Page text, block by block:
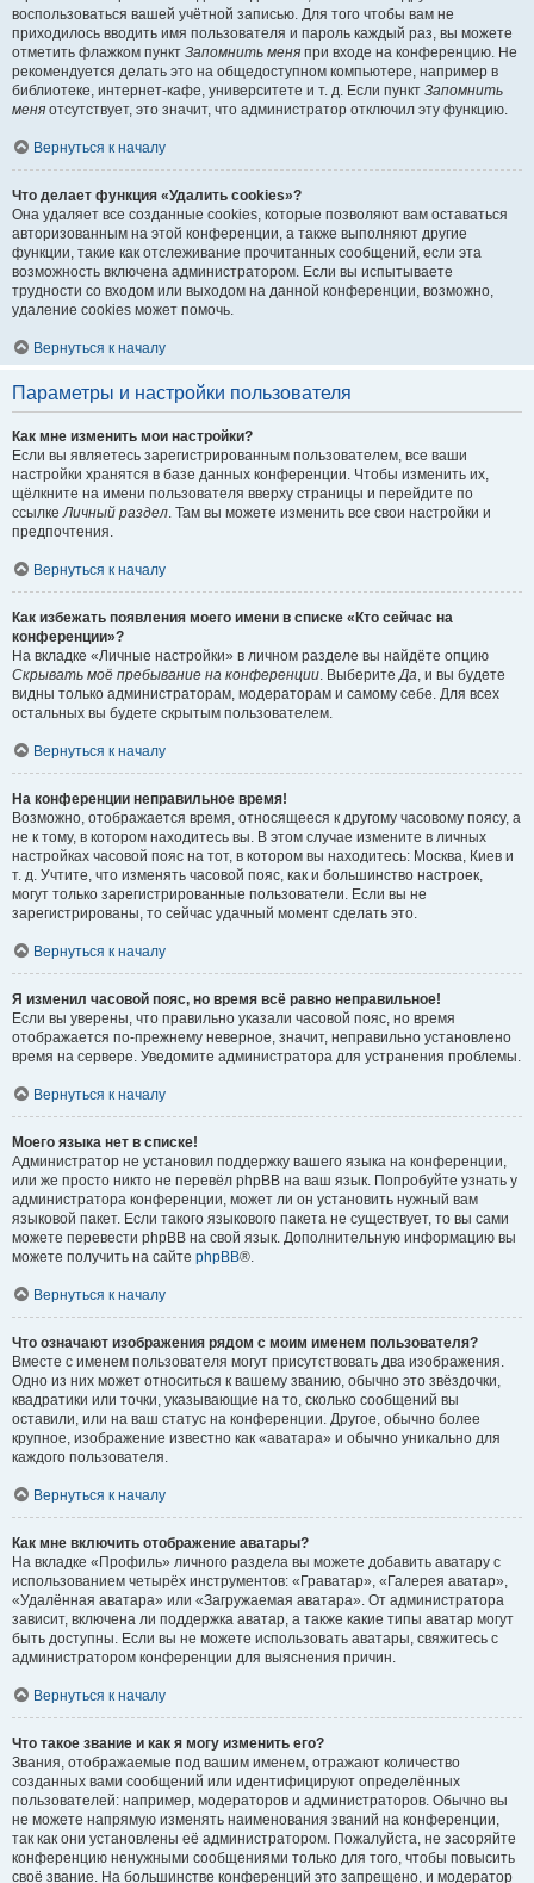
воспользоваться вашей учётной записью. Для того чтобы вам не
приходилось вводить имя пользователя и пароль каждый раз, вы можете
отметить флажком пункт Запомнить меня при входе на конференцию. Не
рекомендуется делать это на общедоступном компьютере, например в
библиотеке, интернет-кафе, университете и т. д. Если пункт Запомнить
меня отсутствует, это значит, что администратор отключил эту функцию.
Вернуться к началу
Что делает функция «Удалить cookies»?
Она удаляет все созданные cookies, которые позволяют вам оставаться
авторизованным на этой конференции, а также выполняют другие
функции, такие как отслеживание прочитанных сообщений, если эта
возможность включена администратором. Если вы испытываете
трудности со входом или выходом на данной конференции, возможно,
удаление cookies может помочь.
Вернуться к началу
Параметры и настройки пользователя
Как мне изменить мои настройки?
Если вы являетесь зарегистрированным пользователем, все ваши
настройки хранятся в базе данных конференции. Чтобы изменить их,
щёлкните на имени пользователя вверху страницы и перейдите по
ссылкеЛичный раздел. Там вы можете изменить все свои настройки и
предпочтения.
Вернуться к началу
Как избежать появления моего имени в списке «Кто сейчас на
конференции»?
На вкладке «Личные настройки» в личном разделе вы найдёте опцию
Скрывать моё пребывание на конференции. ВыберитеДа, и вы будете
видны только администраторам, модераторам и самому себе. Для всех
остальных вы будете скрытым пользователем.
Вернуться к началу
На конференции неправильное время!
Возможно, отображается время, относящееся к другому часовому поясу, а
не к тому, в котором находитесь вы. В этом случае измените в личных
настройках часовой пояс на тот, в котором вы находитесь: Москва, Киев и
т. д. Учтите, что изменять часовой пояс, как и большинство настроек,
могут только зарегистрированные пользователи. Если вы не
зарегистрированы, то сейчас удачный момент сделать это.
Вернуться к началу
Я изменил часовой пояс, но время всё равно неправильное!
Если вы уверены, что правильно указали часовой пояс, но время
отображается по-прежнему неверное, значит, неправильно установлено
время на сервере. Уведомите администратора для устранения проблемы.
Вернуться к началу
Моего языка нет в списке!
Администратор не установил поддержку вашего языка на конференции,
или же просто никто не перевёл phpBB на ваш язык. Попробуйте узнать у
администратора конференции, может ли он установить нужный вам
языковой пакет. Если такого языкового пакета не существует, то вы сами
можете перевести phpBB на свой язык. Дополнительную информацию вы
можете получить на сайте phpBB®.
Вернуться к началу
Что означают изображения рядом с моим именем пользователя?
Вместе с именем пользователя могут присутствовать два изображения.
Одно из них может относиться к вашему званию, обычно это звёздочки,
квадратики или точки, указывающие на то, сколько сообщений вы
оставили, или на ваш статус на конференции. Другое, обычно более
крупное, изображение известно как «аватара» и обычно уникально для
каждого пользователя.
Вернуться к началу
Как мне включить отображение аватары?
На вкладке «Профиль» личного раздела вы можете добавить аватару с
использованием четырёх инструментов: «Граватар», «Галерея аватар»,
«Удалённая аватара» или «Загружаемая аватара». От администратора
зависит, включена ли поддержка аватар, а также какие типы аватар могут
быть доступны. Если вы не можете использовать аватары, свяжитесь с
администратором конференции для выяснения причин.
Вернуться к началу
Что такое звание и как я могу изменить его?
Звания, отображаемые под вашим именем, отражают количество
созданных вами сообщений или идентифицируют определённых
пользователей: например, модераторов и администраторов. Обычно вы
не можете напрямую изменять наименования званий на конференции,
так как они установлены её администратором. Пожалуйста, не засоряйте
конференцию ненужными сообщениями только для того, чтобы повысить
своё звание. На большинстве конференций это запрещено, и модератор